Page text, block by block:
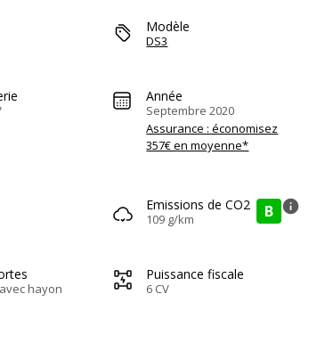
Modèle
DS3
Année
Septembre 2020
Assurance : économisez
357€ en moyenne*
Emissions de CO2
109 g/km B info
hayon
Puissance fiscale
6 CV